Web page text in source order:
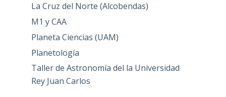
La Cruz del Norte (Alcobendas)
M1 y CAA
Planeta Ciencias (UAM)
Planetología
Taller de Astronomía del la Universidad
Rey Juan Carlos